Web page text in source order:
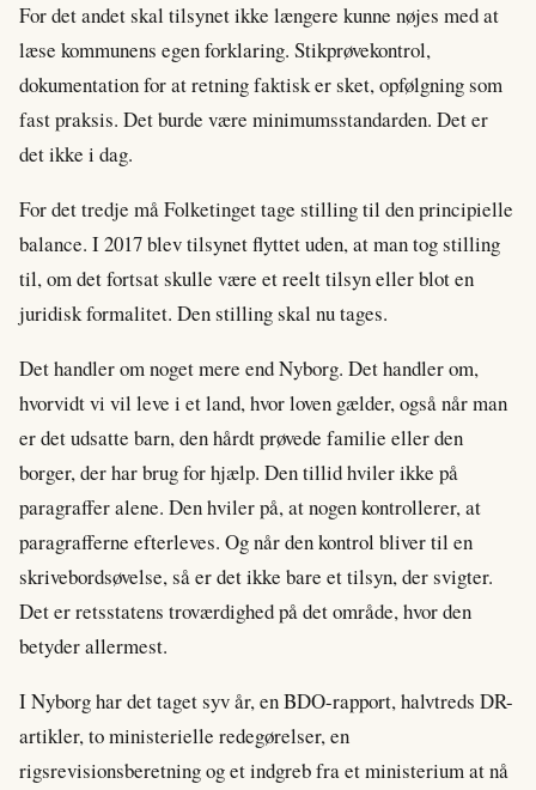
For det andet skal tilsynet ikke længere kunne nøjes med at
læse kommunens egen forklaring. Stikprøvekontrol,
dokumentation for at retning faktisk er sket, opfølgning som
fast praksis. Det burde være minimumsstandarden. Det er
det ikke i dag.
For det tredje må Folketinget tage stilling til den principielle
balance. I 2017 blev tilsynet flyttet uden, at man tog stilling
til, om det fortsat skulle være et reelt tilsyn eller blot en
juridisk formalitet. Den stilling skal nu tages.
Det handler om noget mere end Nyborg. Det handler om,
hvorvidt vi vil leve i et land, hvor loven gælder, også når man
er det udsatte barn, den hårdt prøvede familie eller den
borger, der har brug for hjælp. Den tillid hviler ikke på
paragraffer alene. Den hviler på, at nogen kontrollerer, at
paragrafferne efterleves. Og når den kontrol bliver til en
skrivebordsøvelse, så er det ikke bare et tilsyn, der svigter.
Det er retsstatens troværdighed på det område, hvor den
betyder allermest.
I Nyborg har det taget syv år, en BDO-rapport, halvtreds DR-
artikler, to ministerielle redegørelser, en
rigsrevisionsberetning og et indgreb fra et ministerium at nå